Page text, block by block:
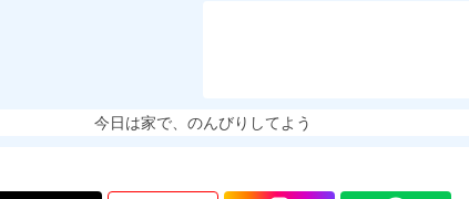
今日は家で、のんびりしてよう